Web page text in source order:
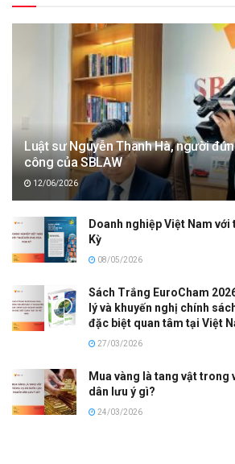
Luật sư Nguyễn Thanh Hà, người
công của SBLAW
12/06/2026
Doanh nghiệp Việt Nam
Kỳ
08/05/2026
Sách Trắng EuroCham
lý và khuyến nghị chính
đặc biệt quan tâm tại Việt
27/03/2026
Mua vàng là tang vật trong
dân lưu ý gì?
24/03/2026